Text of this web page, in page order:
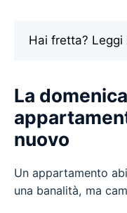
Hai fretta? Leggi
La
nuovo
Un appartamento
una banalità, ma